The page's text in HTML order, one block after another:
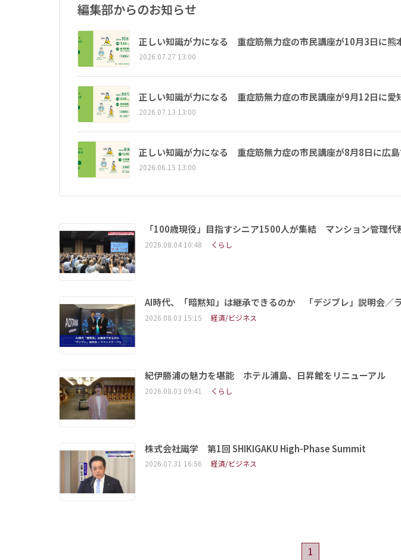
編集部からのお知らせ
正しい知識が力になる 重症筋無力症の市民講座が10月3日に熊
2026.07.27 13:00
正しい知識が力になる 重症筋無力症の市民講座が9月12日に愛
2026.07.13 13:00
正しい知識が力になる 重症筋無力症の市民講座が8月8日に広
2026.06.15 13:00
「100歳現役」目指すシニア1500人が集結 マンション管理代
2026.08.04 10:48 くらし
AI時代、「暗黙知」は継承できるのか 「デジブレ」説明会／
2026.08.03 15:15 経済/ビジネス
紀伊勝浦の魅力を堪能 ホテル浦島、日昇館をリニューアル
2026.08.03 09:41 くらし
株式会社識学 第1回 SHIKIGAKU High-Phase Summit
2026.07.31 16:56 経済/ビジネス
1